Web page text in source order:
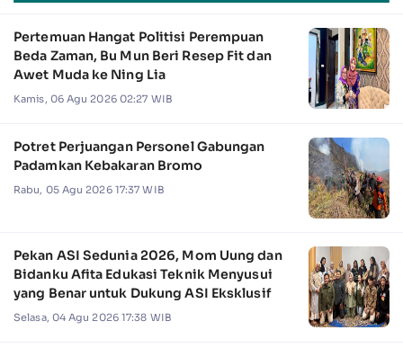
Pertemuan Hangat Politisi Perempuan
Beda Zaman, Bu Mun Beri Resep Fit dan
Awet Muda ke Ning Lia
Kamis, 06 Agu 2026 02:27 WIB
Potret Perjuangan Personel Gabungan
Padamkan Kebakaran Bromo
Rabu, 05 Agu 2026 17:37 WIB
Pekan ASI Sedunia 2026, Mom Uung dan
Bidanku Afita Edukasi Teknik Menyusui
yang Benar untuk Dukung ASI Eksklusif
Selasa, 04 Agu 2026 17:38 WIB